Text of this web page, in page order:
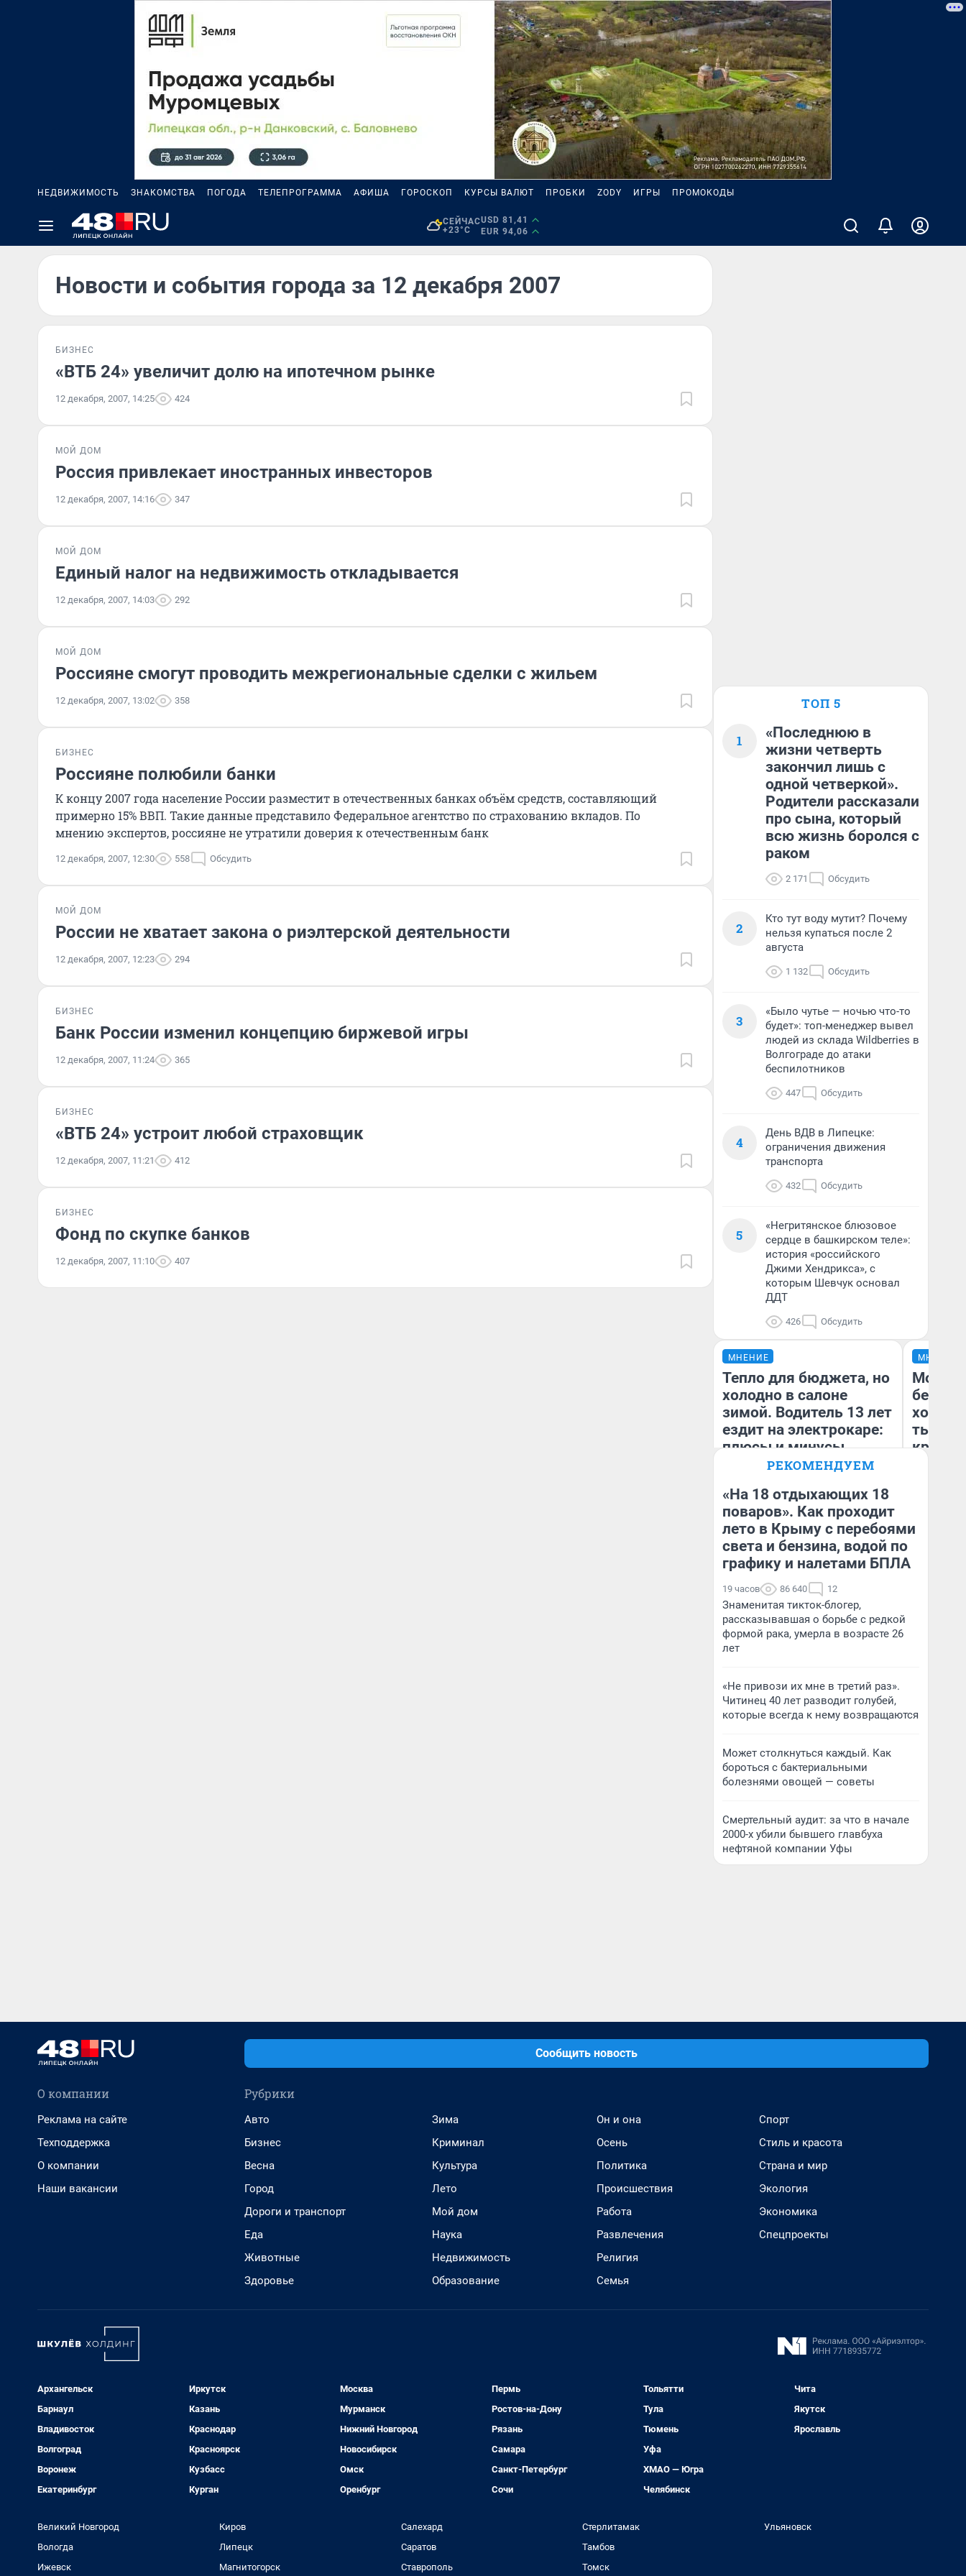
НЕДВИЖИМОСТЬ ЗНАКОМСТВА ПОГОДА ТЕЛЕПРОГРАММА АФИША ГОРОСКОП КУРСЫ ВАЛЮТ ПРОБКИ ZODY ИГРЫ ПРОМОКОДЫ
СЕЙЧАС
+23°C
USD 81,41
EUR 94,06
Новости и события города за 12 декабря 2007
БИЗНЕС
«ВТБ 24» увеличит долю на ипотечном рынке
12 декабря, 2007, 14:25 424
МОЙ ДОМ
Россия привлекает иностранных инвесторов
12 декабря, 2007, 14:16 347
МОЙ ДОМ
Единый налог на недвижимость откладывается
12 декабря, 2007, 14:03 292
МОЙ ДОМ
Россияне смогут проводить межрегиональные сделки с жильем
12 декабря, 2007, 13:02 358
БИЗНЕС
Россияне полюбили банки
К концу 2007 года население России разместит в отечественных банках объём средств, составляющий
примерно 15% ВВП. Такие данные представило Федеральное агентство по страхованию вкладов. По
мнению экспертов, россияне не утратили доверия к отечественным банк
12 декабря, 2007, 12:30 558 Обсудить
МОЙ ДОМ
России не хватает закона о риэлтерской деятельности
12 декабря, 2007, 12:23 294
БИЗНЕС
Банк России изменил концепцию биржевой игры
12 декабря, 2007, 11:24 365
БИЗНЕС
«ВТБ 24» устроит любой страховщик
12 декабря, 2007, 11:21 412
БИЗНЕС
Фонд по скупке банков
12 декабря, 2007, 11:10 407
ТОП 5
1
«Последнюю в
жизни четверть
закончил лишь с
одной четверкой».
Родители рассказали
про сына, который
всю жизнь боролся с
раком
2 171 Обсудить
2
Кто тут воду мутит? Почему
нельзя купаться после 2
августа
1 132 Обсудить
3
«Было чутье — ночью что-то
будет»: топ-менеджер вывел
людей из склада Wildberries в
Волгограде до атаки
беспилотников
447 Обсудить
4
День ВДВ в Липецке:
ограничения движения
транспорта
432 Обсудить
5
«Негритянское блюзовое
сердце в башкирском теле»:
история «российского
Джими Хендрикса», с
которым Шевчук основал
ДДТ
426 Обсудить
МНЕНИЕ
Тепло для бюджета, но
холодно в салоне
зимой. Водитель 13 лет
ездит на электрокаре:
плюсы и минусы
Денис Дедюхин
МНЕНИЕ
Мой
хотела
тысяч,
РЕКОМЕНДУЕМ
«На 18 отдыхающих 18
поваров». Как проходит
лето в Крыму с перебоями
света и бензина, водой по
графику и налетами БПЛА
19 часов 86 640 12
Знаменитая тикток-блогер,
рассказывавшая о борьбе с редкой
формой рака, умерла в возрасте 26
лет
«Не привози их мне в третий раз».
Читинец 40 лет разводит голубей,
которые всегда к нему возвращаются
Может столкнуться каждый. Как
бороться с бактериальными
болезнями овощей — советы
Смертельный аудит: за что в начале
2000-х убили бывшего главбуха
нефтяной компании Уфы
Сообщить новость
О компании
Реклама на сайте
Техподдержка
О компании
Наши вакансии
Рубрики
Авто
Бизнес
Весна
Город
Дороги и транспорт
Еда
Животные
Здоровье
Зима
Криминал
Культура
Лето
Мой дом
Наука
Недвижимость
Образование
Он и она
Осень
Политика
Происшествия
Работа
Развлечения
Религия
Семья
Спорт
Стиль и красота
Страна и мир
Экология
Экономика
Спецпроекты
Архангельск
Барнаул
Владивосток
Волгоград
Воронеж
Екатеринбург
Иркутск
Казань
Краснодар
Красноярск
Кузбасс
Курган
Москва
Мурманск
Нижний Новгород
Новосибирск
Омск
Оренбург
Пермь
Ростов-на-Дону
Рязань
Самара
Санкт-Петербург
Сочи
Тольятти
Тула
Тюмень
Уфа
ХМАО — Югра
Челябинск
Чита
Якутск
Ярославль
Великий Новгород
Вологда
Ижевск
Киров
Липецк
Магнитогорск
Салехард
Саратов
Ставрополь
Стерлитамак
Тамбов
Томск
Ульяновск